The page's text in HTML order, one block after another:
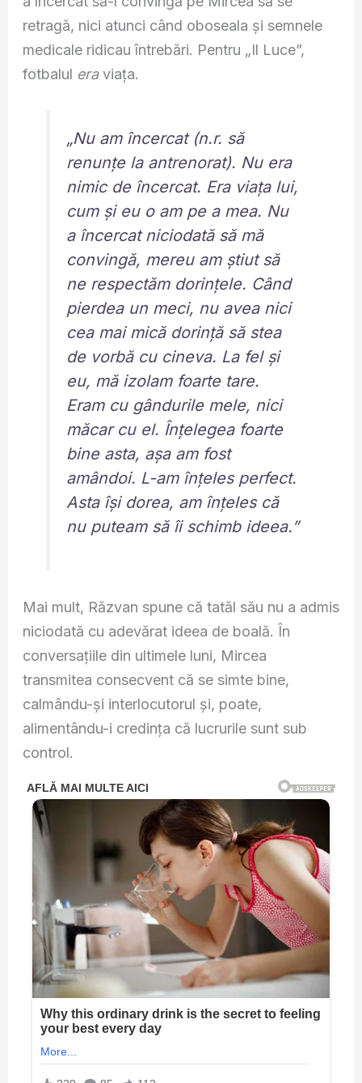
retragă, nici atunci când oboseala și semnele
medicale ridicau întrebări. Pentru „Il Luce”,
fotbalul eraviața.
„Nu am încercat (n.r. să
renunțe la antrenorat). Nu era
nimic de încercat. Era viața lui,
cum și eu o am pe a mea. Nu
a încercat niciodată să mă
convingă, mereu am știut să
ne respectăm dorințele. Când
pierdea un meci, nu avea nici
cea mai mică dorință să stea
de vorbă cu cineva. La fel și
eu, mă izolam foarte tare.
Eram cu gândurile mele, nici
măcar cu el. Înțelegea foarte
bine asta, așa am fost
amândoi. L-am înțeles perfect.
Asta își dorea, am înțeles că
nu puteam să îi schimb ideea.”
Mai mult, Răzvan spune că tatăl său nu a admis
niciodată cu adevărat ideea de boală. În
conversațiile din ultimele luni, Mircea
transmitea consecvent că se simte bine,
calmându-și interlocutorul și, poate,
alimentându-i credința că lucrurile sunt sub
control.